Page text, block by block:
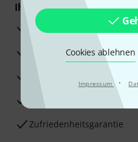
Cookies ablehnen
Impressum ·
Ihre Vorteile
3 Jahre Thomann Garantie
30 Tage Money-Back-
Beratung durch
Zufriedenheitsgarantie